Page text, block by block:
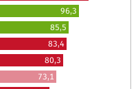
96,3
85,5
83,4
80,3
73,1